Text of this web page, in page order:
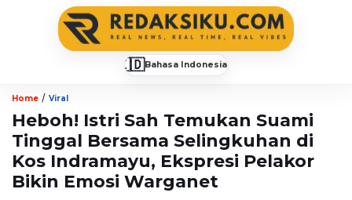
🇮🇩Bahasa Indonesia
Home / Viral
Heboh! Istri Sah Temukan Suami
Tinggal Bersama Selingkuhan di
Kos Indramayu, Ekspresi Pelakor
Bikin Emosi Warganet